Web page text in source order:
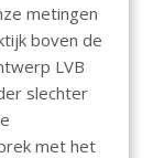
metingen
boven de
LVB
slechter
met het